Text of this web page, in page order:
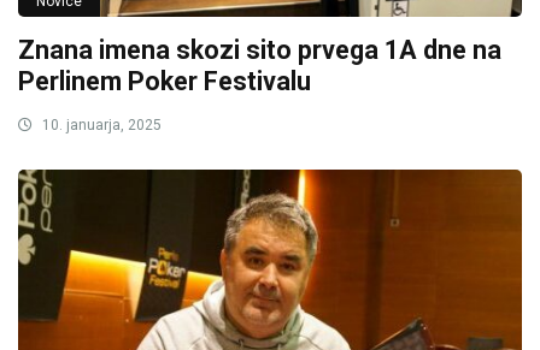
Znana imena skozi sito prvega 1A dne na
Perlinem Poker Festivalu
10. januarja, 2025